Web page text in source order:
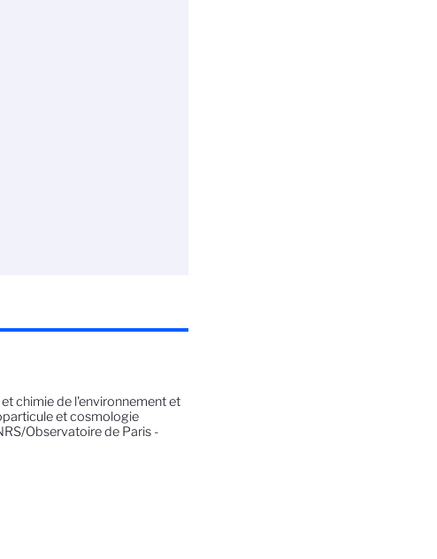
chimie de l'environnement et
et cosmologie
Observatoire de Paris -